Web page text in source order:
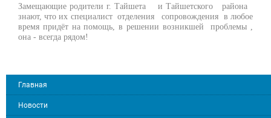
Замещающие родители г. Тайшета и Тайшетского района
знают, что их специалист отделения сопровождения в любое
время придёт на помощь, в решении возникшей проблемы ,
она - всегда рядом!
Главная
Новости